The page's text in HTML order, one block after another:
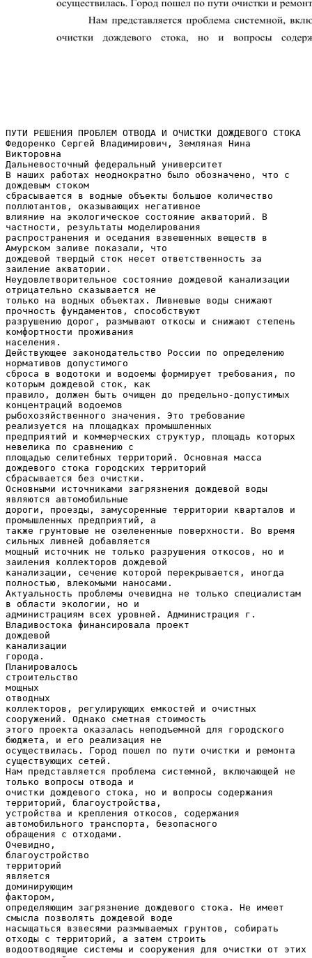
ПУТИ РЕШЕНИЯ ПРОБЛЕМ ОТВОДА И ОЧИСТКИ ДОЖДЕВОГО СТОКА
Федоренко Сергей Владимирович, Земляная Нина
Викторовна
Дальневосточный федеральный университет
В наших работах неоднократно было обозначено, что с
дождевым стоком
сбрасывается в водные объекты большое количество
поллютантов, оказывающих негативное
влияние на экологическое состояние акваторий. В
частности, результаты моделирования
распространения и оседания взвешенных веществ в
Амурском заливе показали, что
дождевой твердый сток несет ответственность за
заиление акватории.
Неудовлетворительное состояние дождевой канализации
отрицательно сказывается не
только на водных объектах. Ливневые воды снижают
прочность фундаментов, способствуют
разрушению дорог, размывают откосы и снижают степень
комфортности проживания
населения.
Действующее законодательство России по определению
нормативов допустимого
сброса в водотоки и водоемы формирует требования, по
которым дождевой сток, как
правило, должен быть очищен до предельно-допустимых
концентраций водоемов
рыбохозяйственного значения. Это требование
реализуется на площадках промышленных
предприятий и коммерческих структур, площадь которых
невелика по сравнению с
площадью селитебных территорий. Основная масса
дождевого стока городских территорий
сбрасывается без очистки.
Основными источниками загрязнения дождевой воды
являются автомобильные
дороги, проезды, замусоренные территории кварталов и
промышленных предприятий, а
также грунтовые не озелененные поверхности. Во время
сильных ливней добавляется
мощный источник не только разрушения откосов, но и
заиления коллекторов дождевой
канализации, сечение которой перекрывается, иногда
полностью, влекомыми наносами.
Актуальность проблемы очевидна не только специалистам
в области экологии, но и
администрациям всех уровней. Администрация г.
Владивостока финансировала проект
дождевой
канализации
города.
Планировалось
строительство
мощных
отводных
коллекторов, регулирующих емкостей и очистных
сооружений. Однако сметная стоимость
этого проекта оказалась неподъемной для городского
бюджета, и его реализация не
осуществилась. Город пошел по пути очистки и ремонта
существующих сетей.
Нам представляется проблема системной, включающей не
только вопросы отвода и
очистки дождевого стока, но и вопросы содержания
территорий, благоустройства,
устройства и крепления откосов, содержания
автомобильного транспорта, безопасного
обращения с отходами.
Очевидно,
благоустройство
территорий
является
доминирующим
фактором,
определяющим загрязнение дождевого стока. Не имеет
смысла позволять дождевой воде
насыщаться взвесями размываемых грунтов, собирать
отходы с территорий, а затем строить
водоотводящие системы и сооружения для очистки от этих